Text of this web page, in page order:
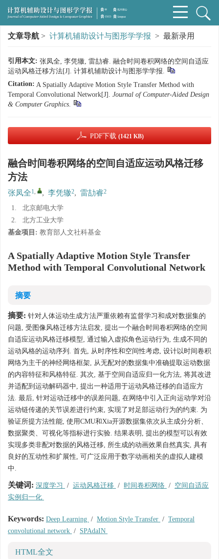
文章导航 > 计算机辅助设计与图形学学报 > 最新录用
引用本文: 张凤全, 李凭辙, 雷劼睿. 融合时间卷积网络的空间自适应
运动风格迁移方法[J]. 计算机辅助设计与图形学学报.
Citation: A Spatially Adaptive Motion Style Transfer Method with
Temporal Convolutional Network[J]. Journal of Computer-Aided Design
& Computer Graphics.
PDF下载 (1421 KB)
融合时间卷积网络的空间自适应运动风格迁移
方法
张凤全1, , 李凭辙2, 雷劼睿2
1.
北京邮电大学
2.
北方工业大学
基金项目: 教育部人文社科基金
A Spatially Adaptive Motion Style Transfer
Method with Temporal Convolutional Network
摘要
摘要: 针对人体运动生成方法严重依赖有监督学习和成对数据集的
问题, 受图像风格迁移方法启发, 提出一个融合时间卷积网络的空间
自适应运动风格迁移模型, 通过输入虚拟角色运动行为, 生成不同的
运动风格的运动序列. 首先, 从时序性和空间性考虑, 设计以时间卷积
网络为主干的神经网络框架, 从无配对的数据集中准确提取运动数据
的内容特征和风格特征. 其次, 基于空间自适应归一化方法, 将其改进
并适配到运动解码器中, 提出一种适用于运动风格迁移的自适应方
法. 最后, 针对运动迁移中的误差问题, 在网络中引入正向运动学对沿
运动链传递的关节误差进行约束, 实现了对足部运动行为的约束. 为
验证所提方法性能, 使用CMU和Xia开源数据集依次从主成分分析、
数据聚类、可视化等指标进行实验. 结果表明, 提出的模型可以有效
实现多类非配对数据的风格迁移, 所生成的动画效果自然真实, 具有
良好的互动性和扩展性, 可广泛应用于数字动画相关的虚拟人建模
中.
关键词: 深度学习 / 运动风格迁移 / 时间卷积网络 / 空间自适应
实例归一化
Keywords: Deep Learning / Motion Style Transfer / Temporal
convolutional network / SPAdaIN
HTML全文